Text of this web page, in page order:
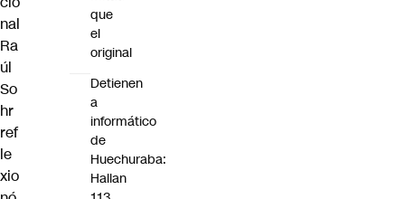
nal
Ra
úl
So
hr
ref
le
xio
que
el
original
Detienen
a
informático
de
Huechuraba:
Hallan